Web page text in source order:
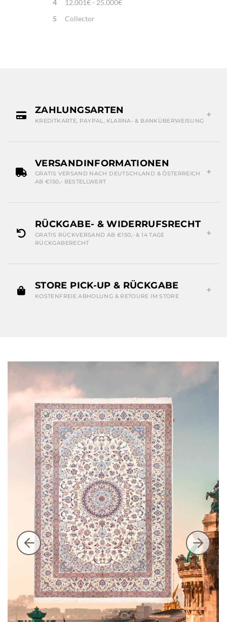
4
12.001€ - 25.000€
5
Collector
ZAHLUNGSARTEN
KREDITKARTE, PAYPAL, KLARNA- & BANKÜBERWEISUNG
VERSANDINFORMATIONEN
GRATIS VERSAND NACH DEUTSCHLAND & ÖSTERREICH
AB €150,- BESTELLWERT
RÜCKGABE- & WIDERRUFSRECHT
GRATIS RÜCKVERSAND AB €150,- & 14 TAGE
RÜCKGABERECHT
STORE PICK-UP & RÜCKGABE
KOSTENFREIE ABHOLUNG & RETOURE IM STORE